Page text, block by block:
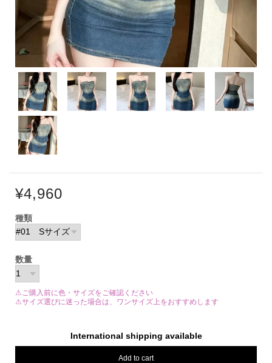
¥4,960
種類
数量
⚠ご購入前に色・サイズをご確認ください
⚠サイズ選びに迷った場合は、ワンサイズ上をおすすめします
International shipping available
Add to cart